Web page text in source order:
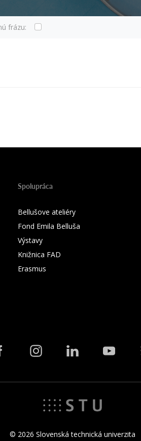
frázu:
Spolupráca
Bellušove ateliéry
Fond Emila Belluša
Výstavy
Knižnica FAD
Erasmus
© 2026 Slovenská technická univerzita